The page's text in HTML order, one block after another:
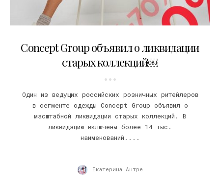
Concept Group объявил о ликвидации
старых коллекций￼
Один из ведущих российских розничных ритейлеров
в сегменте одежды Concept Group объявил о
масштабной ликвидации старых коллекций. В
ликвидацию включены более 14 тыс.
наименований....
Екатерина Антре